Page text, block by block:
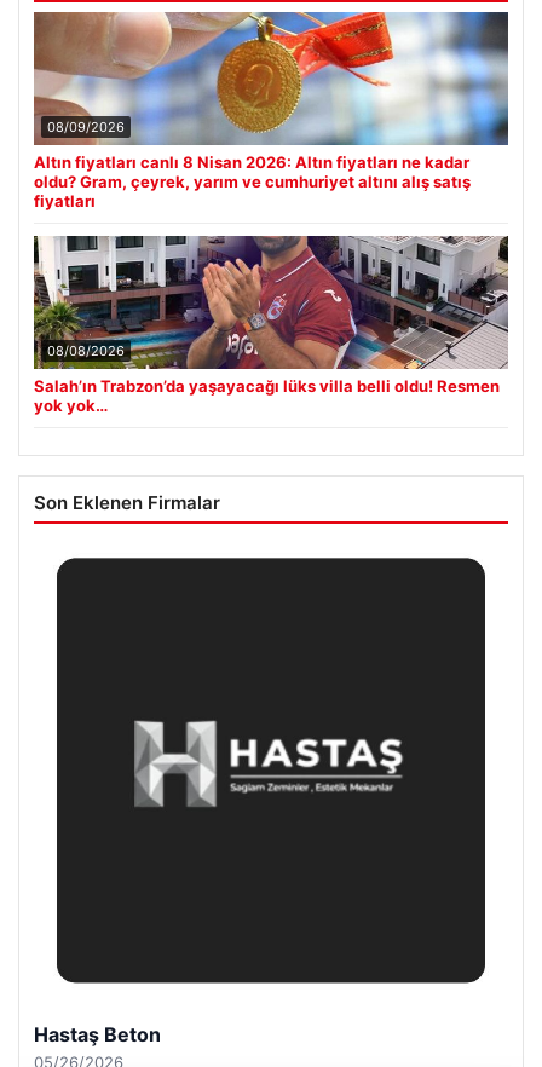
08/09/2026
Altın fiyatları canlı 8 Nisan 2026: Altın fiyatları ne kadar
oldu? Gram, çeyrek, yarım ve cumhuriyet altını alış satış
fiyatları
08/08/2026
Salah’ın Trabzon’da yaşayacağı lüks villa belli oldu! Resmen
yok yok…
Son Eklenen Firmalar
Prenses Night Club
04/29/2026